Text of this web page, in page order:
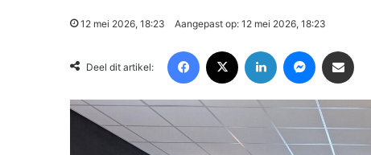
12 mei 2026, 18:23 Aangepast op: 12 mei 2026, 18:23
Deel dit artikel: